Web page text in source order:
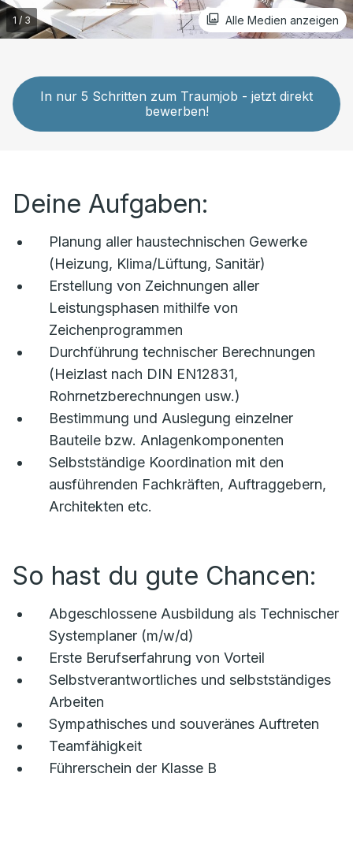
Alle Medien anzeigen
In nur 5 Schritten zum Traumjob - jetzt direkt
bewerben!
Deine Aufgaben:
Planung aller haustechnischen Gewerke
(Heizung, Klima/Lüftung, Sanitär)
Erstellung von Zeichnungen aller
Leistungsphasen mithilfe von
Zeichenprogrammen
Durchführung technischer Berechnungen
(Heizlast nach DIN EN12831,
Rohrnetzberechnungen usw.)
Bestimmung und Auslegung einzelner
Bauteile bzw. Anlagenkomponenten
Selbstständige Koordination mit den
ausführenden Fachkräften, Auftraggebern,
Architekten etc.
So hast du gute Chancen:
Abgeschlossene Ausbildung als Technischer
Systemplaner (m/w/d)
Erste Berufserfahrung von Vorteil
Selbstverantwortliches und selbstständiges
Arbeiten
Sympathisches und souveränes Auftreten
Teamfähigkeit
Führerschein der Klasse B